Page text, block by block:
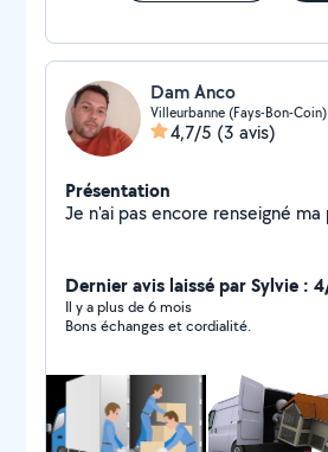
Dam Anco
Villeurbanne (Fays-Bon-Coin)
4,7/5 (3 avis)
Présentation
Dernier avis laissé par Sylvie :
Il y a plus de 6 mois
Bons échanges et cordialité.